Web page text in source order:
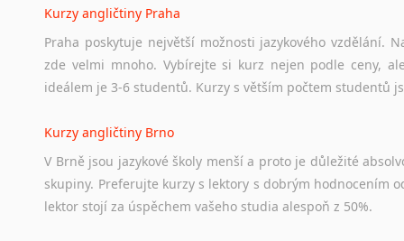
Kurzy angličtiny Praha
Praha poskytuje největší možnosti jazykového vzdělání.
zde velmi mnoho. Vybírejte si kurz nejen podle ceny,
ideálem je 3-6 studentů. Kurzy s větším počtem studentů
Kurzy angličtiny Brno
V Brně jsou jazykové školy menší a proto je důležité
skupiny. Preferujte kurzy s lektory s dobrým hodnocením
lektor stojí za úspěchem vašeho studia alespoň z 50%.